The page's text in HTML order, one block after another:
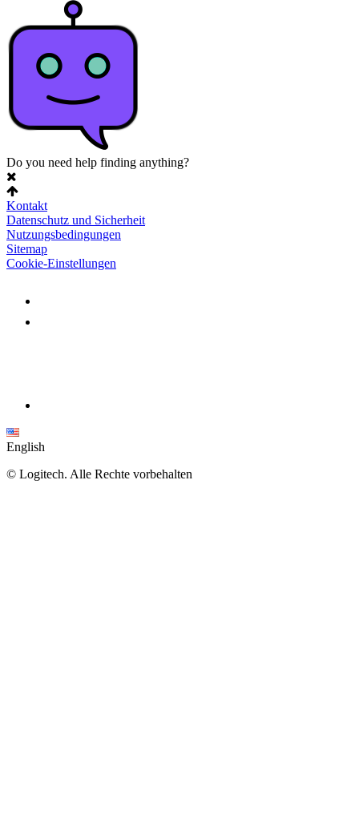
Do you need help finding anything?
Kontakt
Datenschutz und Sicherheit
Nutzungsbedingungen
Sitemap
Cookie-Einstellungen
English
© Logitech. Alle Rechte vorbehalten